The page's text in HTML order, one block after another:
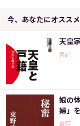
今、あなたにオススメ
天皇
書評
娘の
婦」
書評